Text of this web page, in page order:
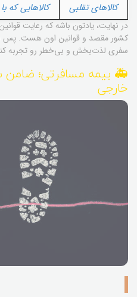
کالاهای تقلبی
کالاهایی که
در نهایت، یادتون باشه که رعایت
کشور مقصد و قوانین اون هست. پس
سفری لذت‌بخش و بی‌خطر رو تجربه
🚑 بیمه مسافرتی؛
خارجی